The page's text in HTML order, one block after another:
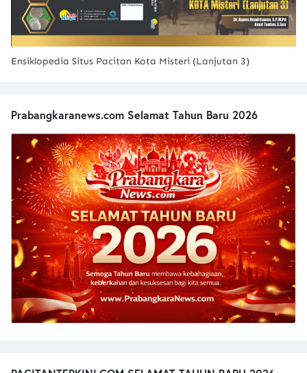
Ensiklopedia Situs Pacitan Kota Misteri (Lanjutan 3)
Prabangkaranews.com Selamat Tahun Baru 2026